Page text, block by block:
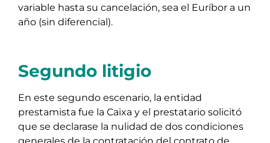
variable hasta su cancelación, sea el Euríbor a un
año (sin diferencial).
Segundo litigio
En este segundo escenario, la entidad
prestamista fue la Caixa y el prestatario solicitó
que se declarase la nulidad de dos condiciones